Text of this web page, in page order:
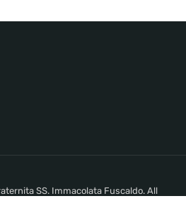
SS. Immacolata Fuscaldo. All